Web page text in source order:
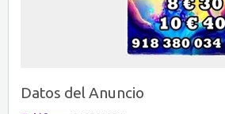
Datos del Anuncio